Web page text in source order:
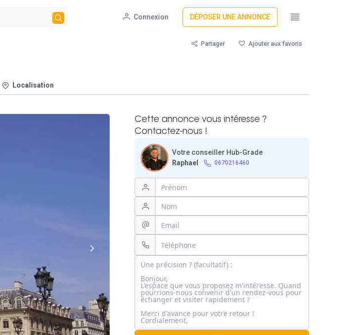
Connexion DÉPOSER UNE ANNONCE
Partager Ajouter aux favoris
Localisation
Cette annonce vous intéresse ?
Contactez-nous !
Votre conseiller Hub-Grade
Raphael
0670216460